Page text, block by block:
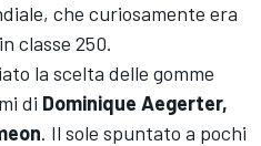
che curiosamente era
classe 250.
la scelta delle gomme
di Dominique Aegerter,
. Il sole spuntato a pochi